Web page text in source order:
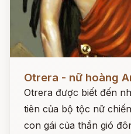
Otrera - nữ hoàng
Otrera được biết đến
tiên của bộ tộc nữ
con gái của thần gió